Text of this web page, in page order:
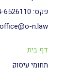
דף בית
תחומי עיסוק
פקס: 6526110
office@o-n.law